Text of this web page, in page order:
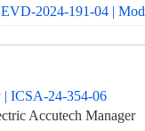
2024-191-04 |
ICSA-24-354-06
Accutech Manager